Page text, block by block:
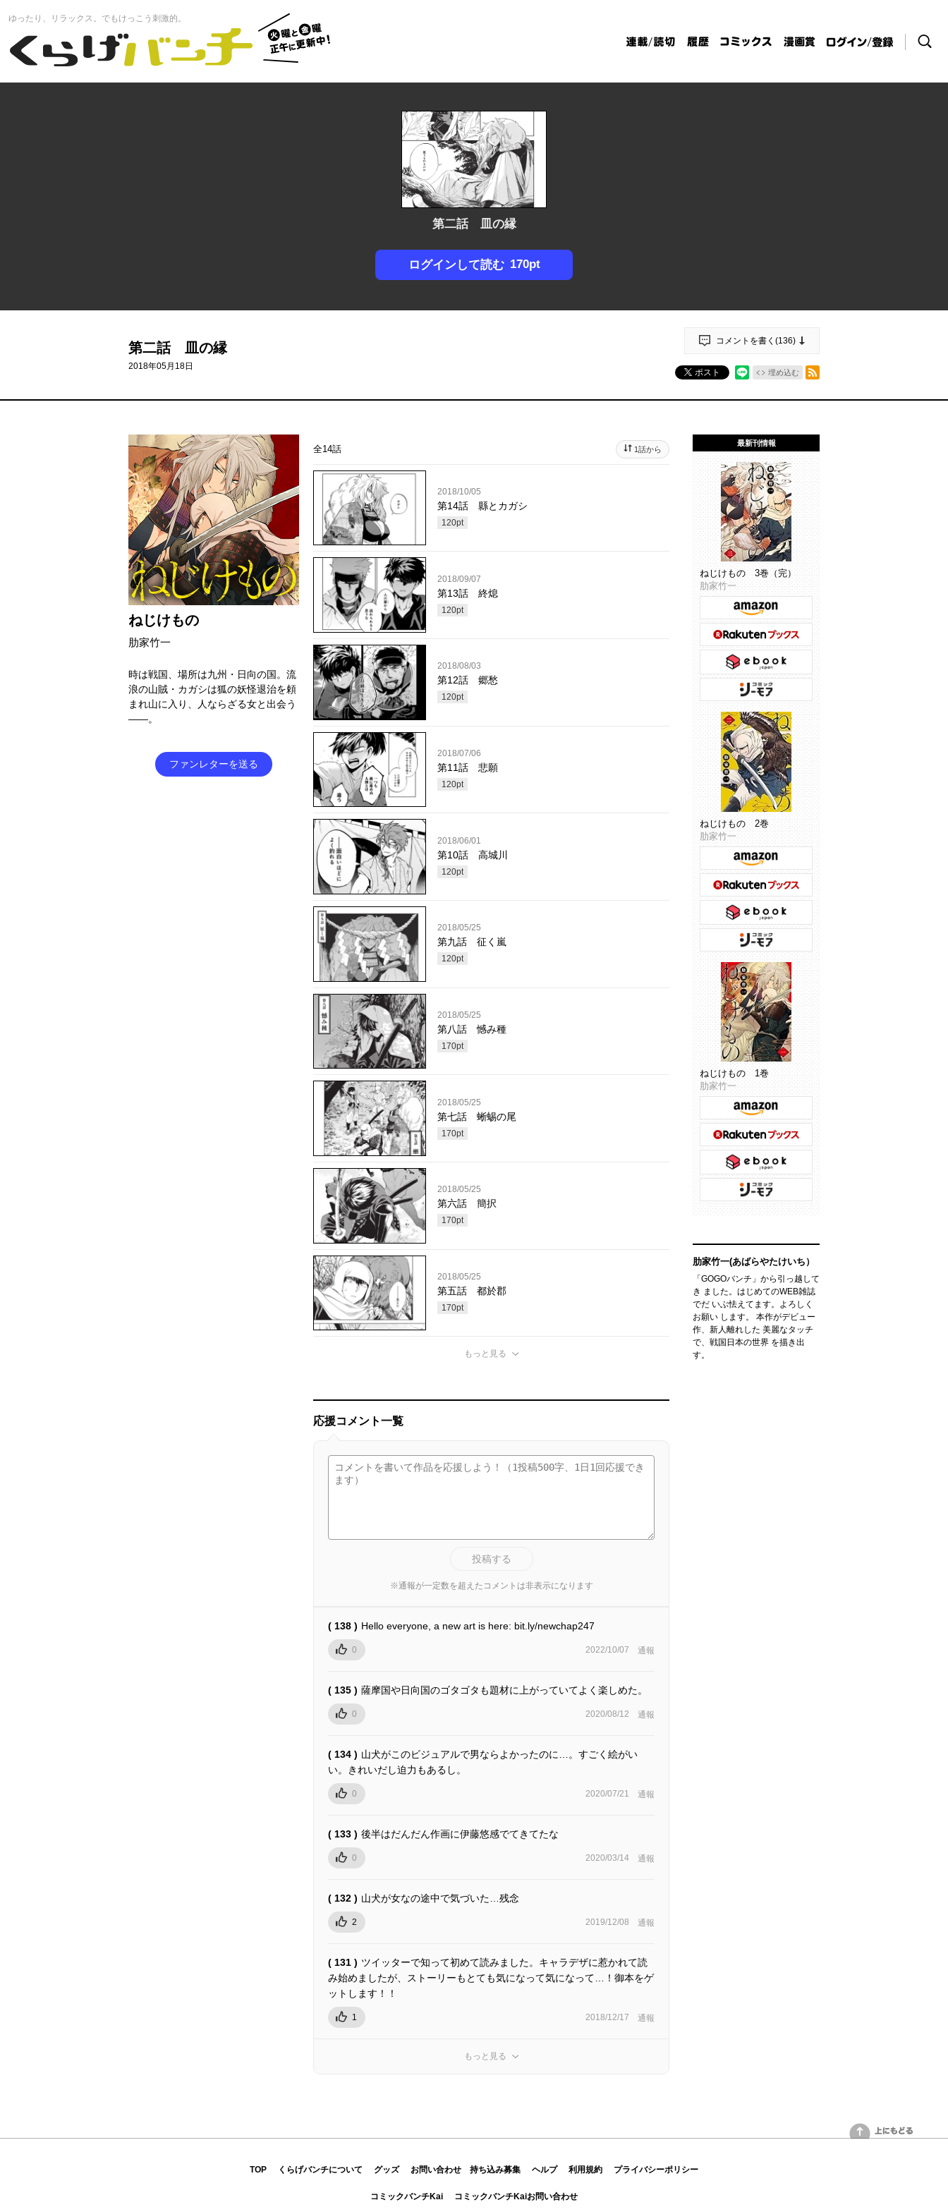
くらげバンチ
火曜と金
曜正午に
更新中！
ゆったり、リラックス。でもけっこう刺激的。
連載/読切 履歴 コミックス 漫画賞
ログイン / 登
録
検索
第二話 皿の縁
ログインして読む 170pt
第二話 皿の縁
2018年05月18日
コメントを書く(136)
ポスト 埋め込む
ねじけもの
肋家竹一
時は戦国、場所は九州・日向の国。流
浪の山賊・カガシは狐の妖怪退治を頼
まれ山に入り、人ならざる女と出会う
――。
ファンレターを送る
全14話 1話から
2018/10/05
第14話 縣とカガシ
120pt
2018/09/07
第13話 終熄
120pt
2018/08/03
第12話 郷愁
120pt
2018/07/06
第11話 悲願
120pt
2018/06/01
第10話 高城川
120pt
2018/05/25
第九話 征く嵐
120pt
2018/05/25
第八話 憾み種
170pt
2018/05/25
第七話 蜥蜴の尾
170pt
2018/05/25
第六話 簡択
170pt
2018/05/25
第五話 都於郡
170pt
もっと見る
応援コメント一覧
投稿する
※通報が一定数を超えたコメントは非表示になります
( 138 ) Hello everyone, a new art is here: bit.ly/newchap247
0 2022/10/07 通報
( 135 ) 薩摩国や日向国のゴタゴタも題材に上がっていてよく楽しめた。
0 2020/08/12 通報
( 134 ) 山犬がこのビジュアルで男ならよかったのに…。すごく絵がい
い。きれいだし迫力もあるし。
0 2020/07/21 通報
( 133 ) 後半はだんだん作画に伊藤悠感でてきてたな
0 2020/03/14 通報
( 132 ) 山犬が女なの途中で気づいた…残念
2 2019/12/08 通報
( 131 ) ツイッターで知って初めて読みました。キャラデザに惹かれて読
み始めましたが、ストーリーもとても気になって気になって…！御本をゲ
ットします！！
1 2018/12/17 通報
もっと見る
最新刊情報
ねじけもの 3巻（完）
肋家竹一
ねじけもの 2巻
肋家竹一
ねじけもの 1巻
肋家竹一
肋家竹一(あばらやたけいち）
「GOGOバンチ」から引っ越して
き ました。はじめてのWEB雑誌
でだ いぶ怯えてます。よろしく
お願い します。 本作がデビュー
作、新人離れした 美麗なタッチ
で、戦国日本の世界 を描き出
す。
上にもどる
TOP くらげバンチについて グッズ お問い合わせ 持ち込み募集 ヘルプ 利用規約 プライバシーポリシー
コミックバンチKai コミックバンチKaiお問い合わせ